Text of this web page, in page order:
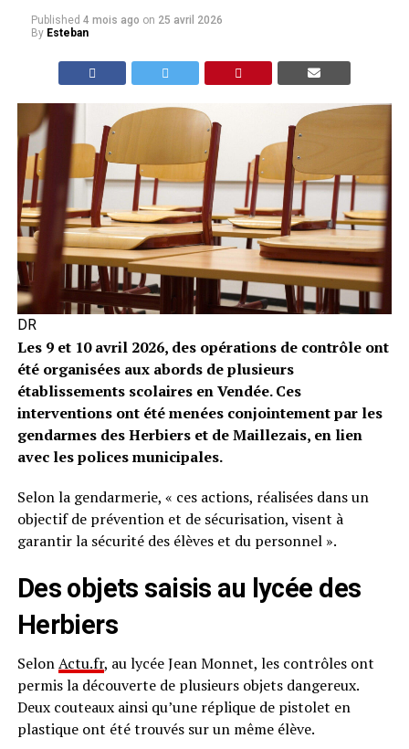
Published 4 mois ago on 25 avril 2026
By Esteban
DR
Les 9 et 10 avril 2026, des opérations de contrôle ont
été organisées aux abords de plusieurs
établissements scolaires en Vendée. Ces
interventions ont été menées conjointement par les
gendarmes des Herbiers et de Maillezais, en lien
avec les polices municipales.
Selon la gendarmerie, « ces actions, réalisées dans un
objectif de prévention et de sécurisation, visent à
garantir la sécurité des élèves et du personnel ».
Des objets saisis au lycée des
Herbiers
SelonActu.fr, au lycée Jean Monnet, les contrôles ont
permis la découverte de plusieurs objets dangereux.
Deux couteaux ainsi qu’une réplique de pistolet en
plastique ont été trouvés sur un même élève.